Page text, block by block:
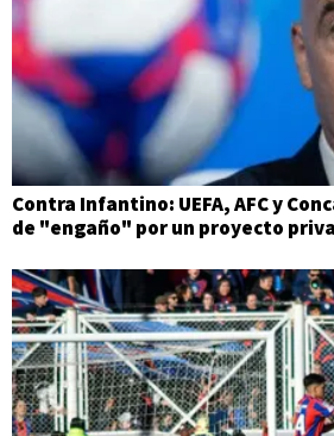
Contra Infantino: UEFA, AFC y
de "engaño" por un proyecto